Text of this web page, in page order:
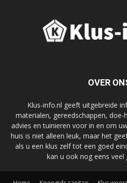
OVER
Klus-info.nl geeft uitgebreide
materialen, gereedschappen,
advies en tuinieren voor in en om
huis is niet alleen leuk, maar het
als u een klus zelf tot een goed
kan u ook nog eens veel